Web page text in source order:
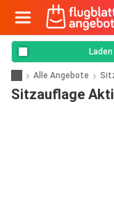
Alle Angebote
Sitzauflage